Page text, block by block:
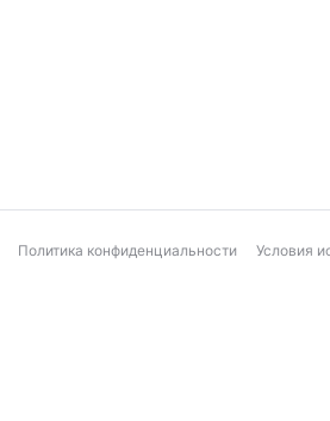
Политика конфиденциальности Условия